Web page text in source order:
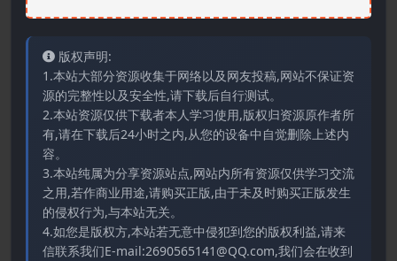
版权声明:
1.本站大部分资源收集于网络以及网友投稿,网站不保证资
源的完整性以及安全性,请下载后自行测试。
2.本站资源仅供下载者本人学习使用,版权归资源原作者所
有,请在下载后24小时之内,从您的设备中自觉删除上述内
容。
3.本站纯属为分享资源站点,网站内所有资源仅供学习交流
之用,若作商业用途,请购买正版,由于未及时购买正版发生
的侵权行为,与本站无关。
4.如您是版权方,本站若无意中侵犯到您的版权利益,请来
信联系我们E-mail:2690565141@QQ.com,我们会在收到